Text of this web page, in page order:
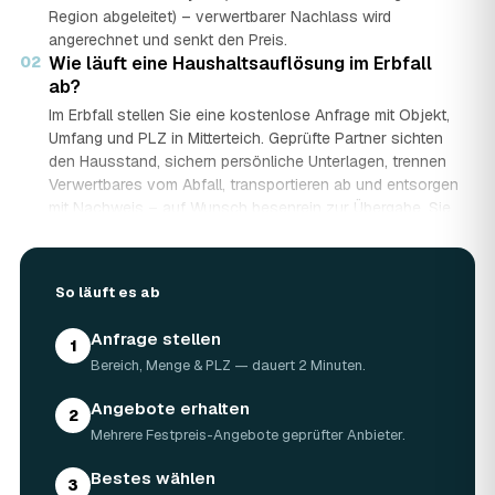
Region abgeleitet) – verwertbarer Nachlass wird
angerechnet und senkt den Preis.
02 Wie läuft eine Haushaltsauflösung im Erbfall
ab?
Im Erbfall stellen Sie eine kostenlose Anfrage mit Objekt,
Umfang und PLZ in Mitterteich. Geprüfte Partner sichten
den Hausstand, sichern persönliche Unterlagen, trennen
Verwertbares vom Abfall, transportieren ab und entsorgen
mit Nachweis – auf Wunsch besenrein zur Übergabe. Sie
Ruhe, gerade wenn mehrere Erben beteiligt sind.
angerechnet?
Ja. Antiquitäten, Möbel, Schmuck und ganze Sammlungen
aus dem Nachlass werden fachkundig begutachtet und
auf den Preis angerechnet. Bei wertvollem Hausstand
kann die Haushaltsauflösung in Mitterteich dadurch
nahezu kostenneutral werden – in Einzelfällen bis hin zu
Nullkosten.
Wie lange dauert eine Haushaltsauflösung in
So läuft es ab
1 Anfrage stellen
Bereich, Menge & PLZ — dauert 2 Minuten.
2 Angebote erhalten
Mehrere Festpreis-Angebote geprüfter Anbieter.
3 Bestes wählen